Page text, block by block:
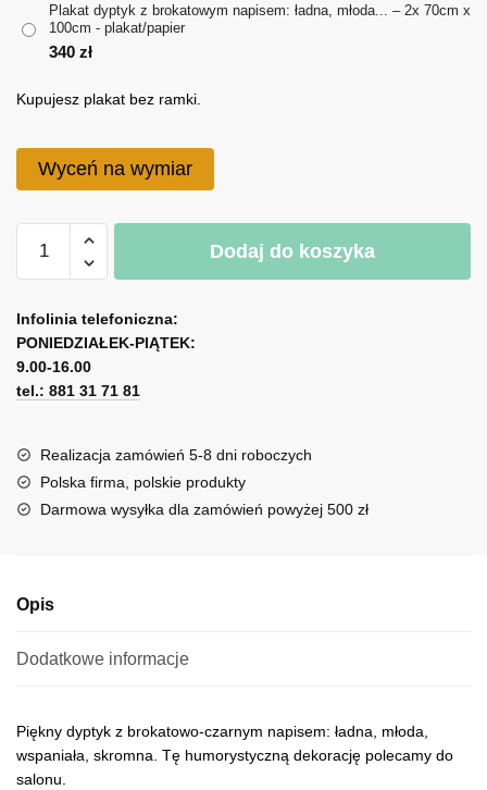
Plakat dyptyk z brokatowym napisem: ładna, młoda... – 2x 70cm x
100cm - plakat/papier
340 zł
Kupujesz plakat bez ramki.
Wyceń na wymiar
Plakat
z
brokatowym
napisem:
ładna,
Dodaj do koszyka
l
t
e
r
a
t
i
Infolinia telefoniczna:
PONIEDZIAŁEK-PIĄTEK:
9.00-16.00
tel.: 881 31 71 81
Realizacja zamówień 5-8 dni roboczych
Polska firma, polskie produkty
Darmowa wysyłka dla zamówień powyżej 500 zł
Opis
Dodatkowe informacje
Piękny dyptyk z brokatowo-czarnym napisem: ładna, młoda,
wspaniała, skromna. Tę humorystyczną dekorację polecamy do
salonu.